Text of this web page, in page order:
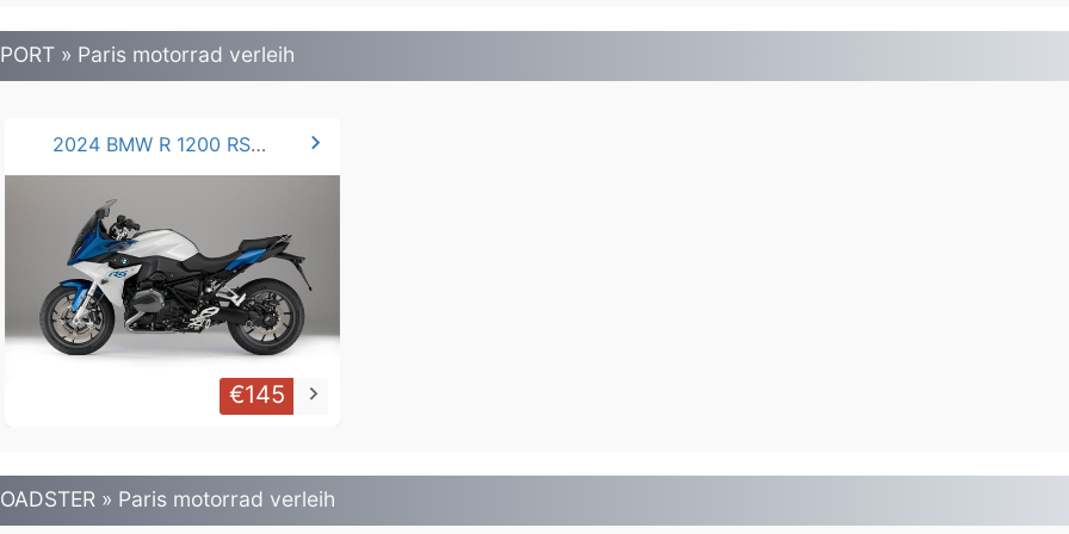
» Paris motorrad verleih
2024 BMW R 1200 RS / 1250 RS chevron_right
€145 keyboard_arrow_right
» Paris motorrad verleih